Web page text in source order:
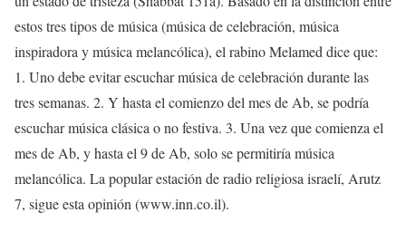
estos tres tipos de música (música de celebración, música
inspiradora y música melancólica), el rabino Melamed dice que:
1. Uno debe evitar escuchar música de celebración durante las
tres semanas. 2. Y hasta el comienzo del mes de Ab, se podría
escuchar música clásica o no festiva. 3. Una vez que comienza el
mes de Ab, y hasta el 9 de Ab, solo se permitiría música
melancólica. La popular estación de radio religiosa israelí, Arutz
7, sigue esta opinión (www.inn.co.il).